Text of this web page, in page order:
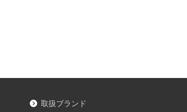
取扱ブランド